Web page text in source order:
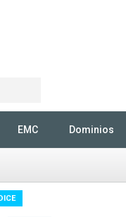
EMC Dominios